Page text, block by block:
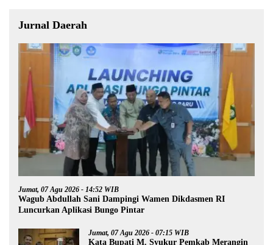
Jurnal Daerah
Jumat, 07 Agu 2026 - 14:52 WIB
Wagub Abdullah Sani Dampingi Wamen Dikdasmen RI
Luncurkan Aplikasi Bungo Pintar
Jumat, 07 Agu 2026 - 07:15 WIB
Kata Bupati M. Syukur Pemkab Merangin